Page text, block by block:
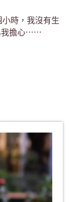
時，我沒有生
我擔心⋯⋯